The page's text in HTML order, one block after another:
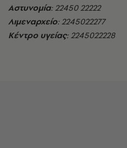
Αστυνομία: 22450 22222
Λιμεναρχείο: 2245022277
Κέντρο υγείας: 2245022228